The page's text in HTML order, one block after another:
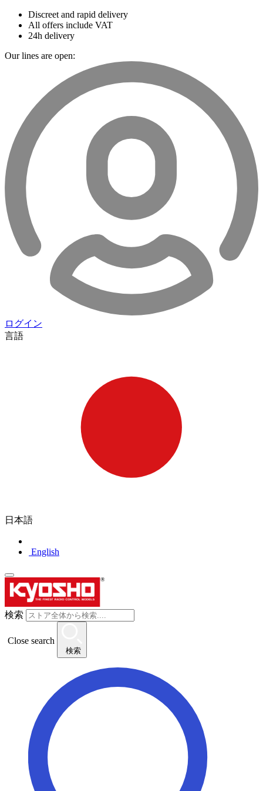
Discreet and rapid delivery
All offers include VAT
24h delivery
Our lines are open:
ログイン
言語
日本語
English
検索
Close search
検索